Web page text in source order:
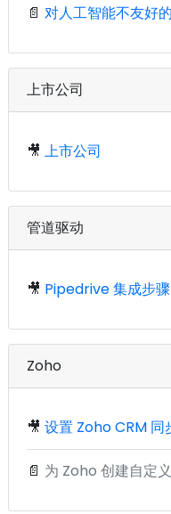
📄 对人工智能不友好
上市公司
🎥 上市公司
管道驱动
🎥 Pipedrive 集成步骤
Zoho
🎥 设置 Zoho CRM 同
📄 为 Zoho 创建自定